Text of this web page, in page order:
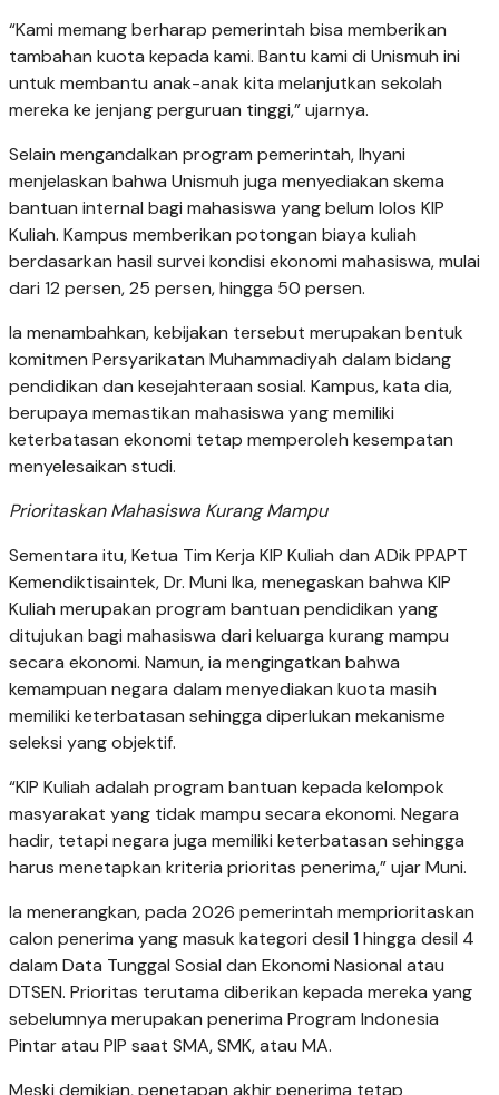
“Kami memang berharap pemerintah bisa memberikan
tambahan kuota kepada kami. Bantu kami di Unismuh ini
untuk membantu anak-anak kita melanjutkan sekolah
mereka ke jenjang perguruan tinggi,” ujarnya.
Selain mengandalkan program pemerintah, Ihyani
menjelaskan bahwa Unismuh juga menyediakan skema
bantuan internal bagi mahasiswa yang belum lolos KIP
Kuliah. Kampus memberikan potongan biaya kuliah
berdasarkan hasil survei kondisi ekonomi mahasiswa, mulai
dari 12 persen, 25 persen, hingga 50 persen.
Ia menambahkan, kebijakan tersebut merupakan bentuk
komitmen Persyarikatan Muhammadiyah dalam bidang
pendidikan dan kesejahteraan sosial. Kampus, kata dia,
berupaya memastikan mahasiswa yang memiliki
keterbatasan ekonomi tetap memperoleh kesempatan
menyelesaikan studi.
Prioritaskan Mahasiswa Kurang Mampu
Sementara itu, Ketua Tim Kerja KIP Kuliah dan ADik PPAPT
Kemendiktisaintek, Dr. Muni Ika, menegaskan bahwa KIP
Kuliah merupakan program bantuan pendidikan yang
ditujukan bagi mahasiswa dari keluarga kurang mampu
secara ekonomi. Namun, ia mengingatkan bahwa
kemampuan negara dalam menyediakan kuota masih
memiliki keterbatasan sehingga diperlukan mekanisme
seleksi yang objektif.
“KIP Kuliah adalah program bantuan kepada kelompok
masyarakat yang tidak mampu secara ekonomi. Negara
hadir, tetapi negara juga memiliki keterbatasan sehingga
harus menetapkan kriteria prioritas penerima,” ujar Muni.
Ia menerangkan, pada 2026 pemerintah memprioritaskan
calon penerima yang masuk kategori desil 1 hingga desil 4
dalam Data Tunggal Sosial dan Ekonomi Nasional atau
DTSEN. Prioritas terutama diberikan kepada mereka yang
sebelumnya merupakan penerima Program Indonesia
Pintar atau PIP saat SMA, SMK, atau MA.